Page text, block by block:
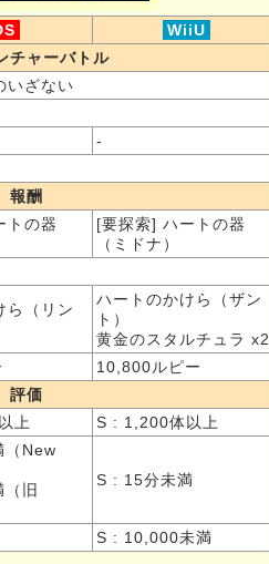
WiiU
チャーバトル
いざない
-
報酬
トの器
[要探索] ハートの器
（ミドナ）
ら（リン
ハートのかけら（ザン
ト）
黄金のスタルチュラ x2
10,800ルピー
評価
上
S : 1,200体以上
（New
旧
S : 15分未満
S : 10,000未満